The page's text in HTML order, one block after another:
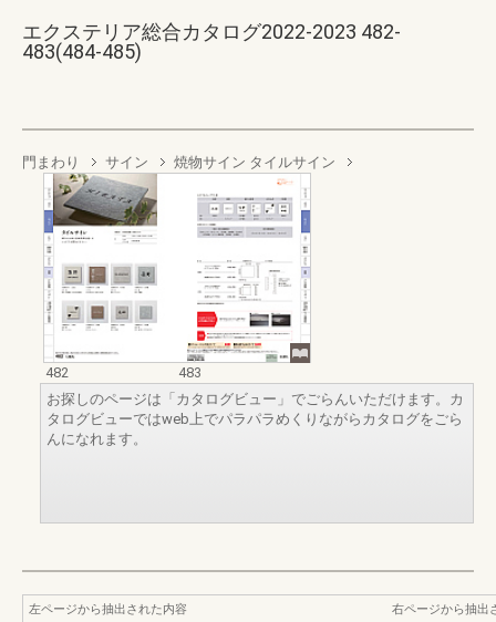
エクステリア総合カタログ2022-2023 482-
483(484-485)
門まわり サイン 焼物サイン タイルサイン
482
483
お探しのページは「カタログビュー」でごらんいただけます。カ
タログビューではweb上でパラパラめくりながらカタログをごら
んになれます。
左ページから抽出された内容
右ページから抽出